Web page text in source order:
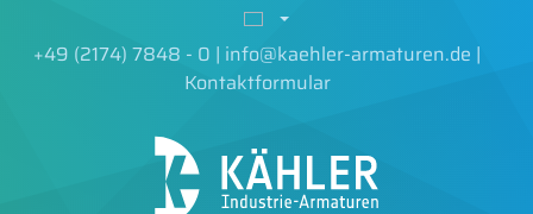
+49 (2174) 7848 - 0 | info@kaehler-armaturen.de |
Kontaktformular